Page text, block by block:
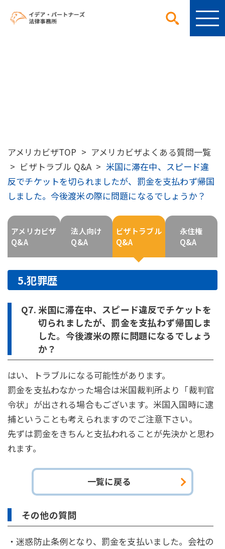
アメリカビザTOP > アメリカビザよくある質問一覧
> ビザトラブル Q&A > 米国に滞在中、スピード違
反でチケットを切られましたが、罰金を支払わず帰国
しました。今後渡米の際に問題になるでしょうか？
アメリカビザ
Q&A
法人向け
Q&A
ビザトラブル
Q&A
永住権
Q&A
5.犯罪歴
Q7. 米国に滞在中、スピード違反でチケットを
切られましたが、罰金を支払わず帰国しま
した。今後渡米の際に問題になるでしょう
か？
はい、トラブルになる可能性があります。
罰金を支払わなかった場合は米国裁判所より「裁判官
令状」が出される場合もございます。米国入国時に逮
捕ということも考えられますのでご注意下さい。
先ずは罰金をきちんと支払われることが先決かと思わ
れます。
一覧に戻る
その他の質問
・迷惑防止条例となり、罰金を支払いました。会社の